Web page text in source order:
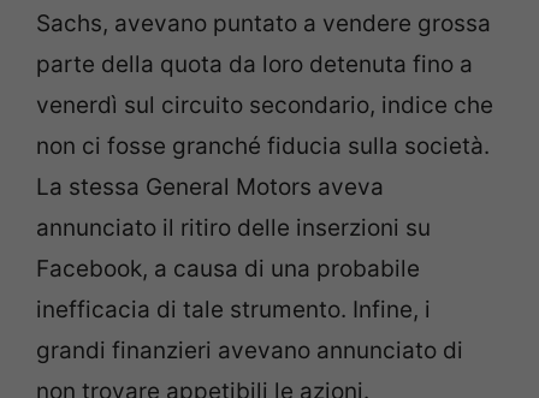
Sachs, avevano puntato a vendere grossa
parte della quota da loro detenuta fino a
venerdì sul circuito secondario, indice che
non ci fosse granché fiducia sulla società.
La stessa General Motors aveva
annunciato il ritiro delle inserzioni su
Facebook, a causa di una probabile
inefficacia di tale strumento. Infine, i
grandi finanzieri avevano annunciato di
non trovare appetibili le azioni.